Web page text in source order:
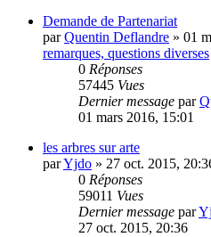
Demande de Partenariat
parQuentin Deflandre » 01
remarques, questions diverses
0 Réponses
57445 Vues
Dernier message par
01 mars 2016, 15:01
les arbres sur arte
parYjdo » 27 oct. 2015,
0 Réponses
59011 Vues
Dernier message par
27 oct. 2015, 20:36